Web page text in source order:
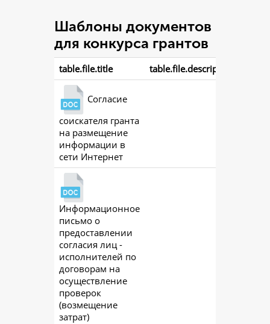
Шаблоны документов
для конкурса грантов
table.file.title table.file.description
Согласие
соискателя гранта
на размещение
информации в
сети Интернет
Информационное
письмо о
предоставлении
согласия лиц -
исполнителей по
договорам на
осуществление
проверок
(возмещение
затрат)